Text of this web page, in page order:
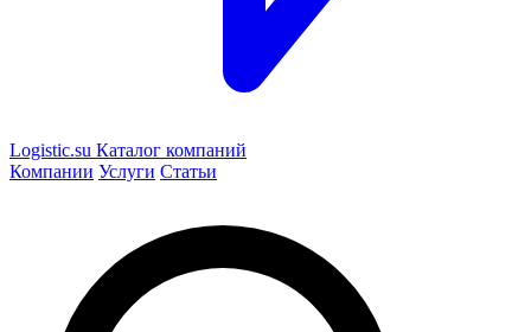
Logistic.su Каталог компаний
Компании Услуги Статьи